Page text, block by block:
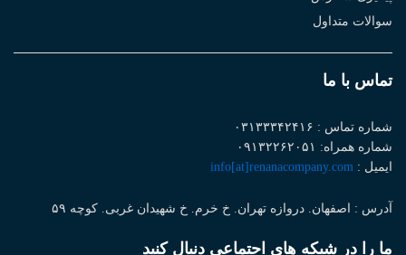
سوالات متداول
تماس با ما
شماره تماس : ۰۳۱۳۳۳۴۲۴۱۶
شماره همراه: ۰۹۱۳۲۲۶۲۰۵۱
ایمیل : info[at]renanacompany.com
آدرس : اصفهان. دروازه تهران. خ خرم. خ شهیدان غربی. کوچه ۵۹
ما را در شبکه های اجتماعی دنبال کنید